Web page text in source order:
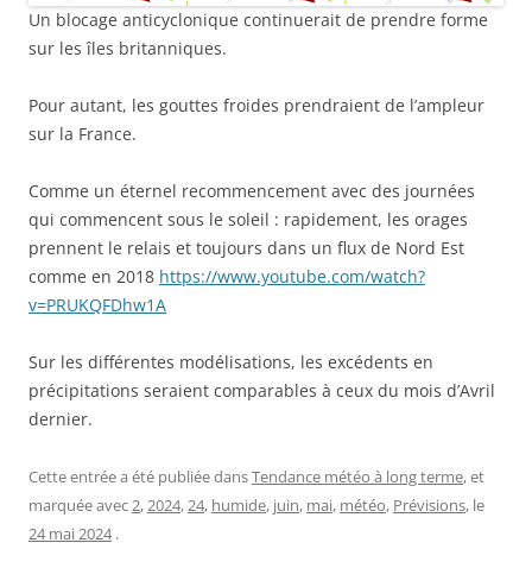
Un blocage anticyclonique continuerait de prendre forme
sur les îles britanniques.
Pour autant, les gouttes froides prendraient de l’ampleur
sur la France.
Comme un éternel recommencement avec des journées
qui commencent sous le soleil : rapidement, les orages
prennent le relais et toujours dans un flux de Nord Est
comme en 2018 https://www.youtube.com/watch?
v=PRUKQFDhw1A
Sur les différentes modélisations, les excédents en
précipitations seraient comparables à ceux du mois d’Avril
dernier.
Cette entrée a été publiée dansTendance météo à long terme, et
marquée avec2,2024,24, humide, juin, mai, météo, Prévisions, le
24 mai 2024 .